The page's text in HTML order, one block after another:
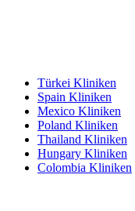
Türkei Kliniken
Spain Kliniken
Mexico Kliniken
Poland Kliniken
Thailand Kliniken
Hungary Kliniken
Colombia Kliniken